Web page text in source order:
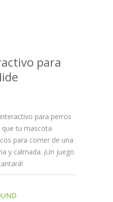
para
para perros
que tu mascota
para comer de una
y calmada. ¡Un juego